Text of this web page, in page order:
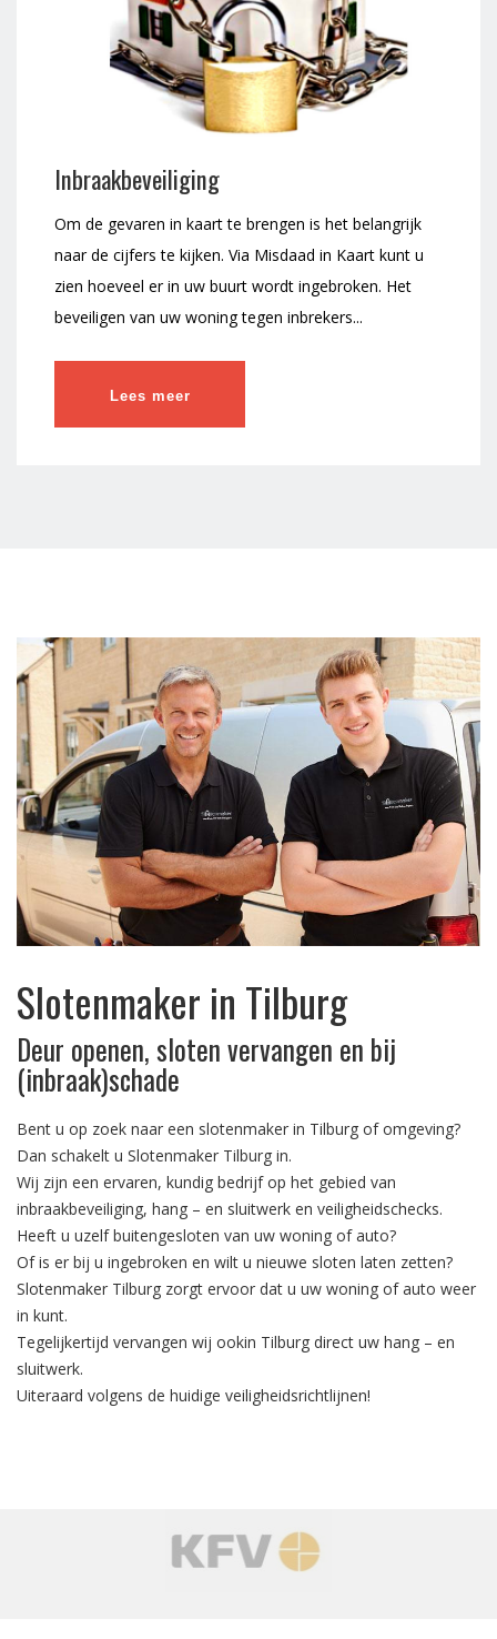
Inbraakbeveiliging
Om de gevaren in kaart te brengen is het belangrijk
naar de cijfers te kijken. Via Misdaad in Kaart kunt u
zien hoeveel er in uw buurt wordt ingebroken. Het
beveiligen van uw woning tegen inbrekers...
Lees meer
Slotenmaker in Tilburg
Deur openen, sloten vervangen en bij
(inbraak)schade
Bent u op zoek naar een slotenmaker in Tilburg of omgeving?
Dan schakelt u Slotenmaker Tilburg in.
Wij zijn een ervaren, kundig bedrijf op het gebied van
inbraakbeveiliging, hang – en sluitwerk en veiligheidschecks.
Heeft u uzelf buitengesloten van uw woning of auto?
Of is er bij u ingebroken en wilt u nieuwe sloten laten zetten?
Slotenmaker Tilburg zorgt ervoor dat u uw woning of auto weer
in kunt.
Tegelijkertijd vervangen wij ookin Tilburg direct uw hang – en
sluitwerk.
Uiteraard volgens de huidige veiligheidsrichtlijnen!